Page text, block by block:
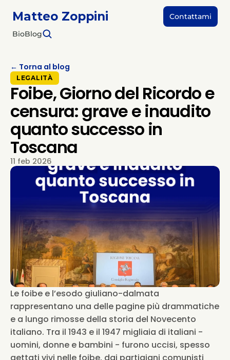
← Torna al blog
LEGALITÀ
Foibe, Giorno del Ricordo e
censura: grave e inaudito
quanto successo in
Toscana
11 feb 2026
Le foibe e l’esodo giuliano-dalmata
rappresentano una delle pagine più drammatiche
e a lungo rimosse della storia del Novecento
italiano. Tra il 1943 e il 1947 migliaia di italiani -
uomini, donne e bambini - furono uccisi, spesso
Matteo Zoppini
Contattami
BioBlog